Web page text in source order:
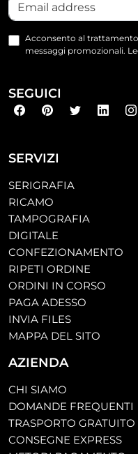
SERVIZI
SERIGRAFIA
RICAMO
TAMPOGRAFIA
DIGITALE
CONFEZIONAMENTO
RIPETI ORDINE
ORDINI IN CORSO
PAGA ADESSO
INVIA FILES
MAPPA DEL SITO
AZIENDA
CHI SIAMO
DOMANDE FREQUENTI
TRASPORTO GRATUITO
CONSEGNE EXPRESS
Acconsento al
messaggi promozionali.
SEGUICI